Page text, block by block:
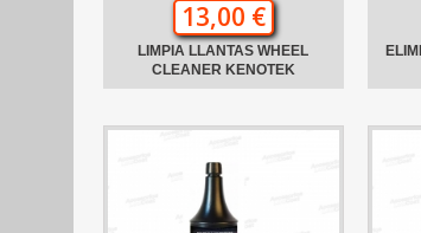
13,00 €
LIMPIA LLANTAS WHEEL
CLEANER KENOTEK